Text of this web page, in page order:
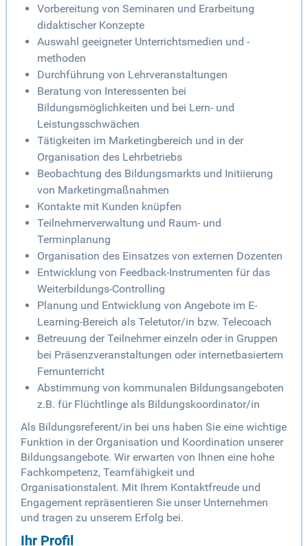
Vorbereitung von Seminaren und Erarbeitung
didaktischer Konzepte
Auswahl geeigneter Unterrichtsmedien und -
methoden
Durchführung von Lehrveranstaltungen
Beratung von Interessenten bei
Bildungsmöglichkeiten und bei Lern- und
Leistungsschwächen
Tätigkeiten im Marketingbereich und in der
Organisation des Lehrbetriebs
Beobachtung des Bildungsmarkts und Initiierung
von Marketingmaßnahmen
Kontakte mit Kunden knüpfen
Teilnehmerverwaltung und Raum- und
Terminplanung
Organisation des Einsatzes von externen Dozenten
Entwicklung von Feedback-Instrumenten für das
Weiterbildungs-Controlling
Planung und Entwicklung von Angebote im E-
Learning-Bereich als Teletutor/in bzw. Telecoach
Betreuung der Teilnehmer einzeln oder in Gruppen
bei Präsenzveranstaltungen oder internetbasiertem
Fernunterricht
Abstimmung von kommunalen Bildungsangeboten
z.B. für Flüchtlinge als Bildungskoordinator/in
Als Bildungsreferent/in bei uns haben Sie eine wichtige
Funktion in der Organisation und Koordination unserer
Bildungsangebote. Wir erwarten von Ihnen eine hohe
Fachkompetenz, Teamfähigkeit und
Organisationstalent. Mit Ihrem Kontaktfreude und
Engagement repräsentieren Sie unser Unternehmen
und tragen zu unserem Erfolg bei.
Ihr Profil